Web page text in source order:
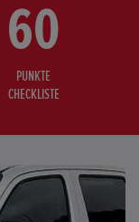
60
PUNKTE
CHECKLISTE